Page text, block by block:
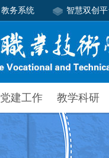
教务系统 智慧双创
党建工作 教学科研